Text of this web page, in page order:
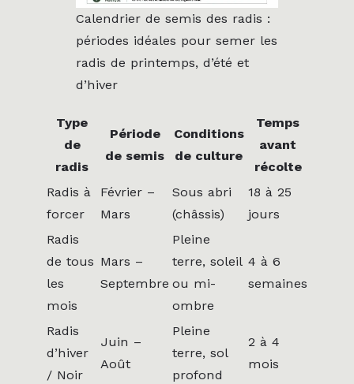
Calendrier de semis des radis :
périodes idéales pour semer les
radis de printemps, d’été et
d’hiver
Type
de
radis
Période
de semis
Conditions
de culture
Temps
avant
récolte
Radis à
forcer
Février –
Mars
Sous abri
(châssis)
18 à 25
jours
Radis
de tous
les
mois
Mars –
Septembre
Pleine
terre, soleil
ou mi-
ombre
4 à 6
semaines
Radis
d’hiver
/ Noir
Juin –
Août
Pleine
terre, sol
profond
2 à 4
mois